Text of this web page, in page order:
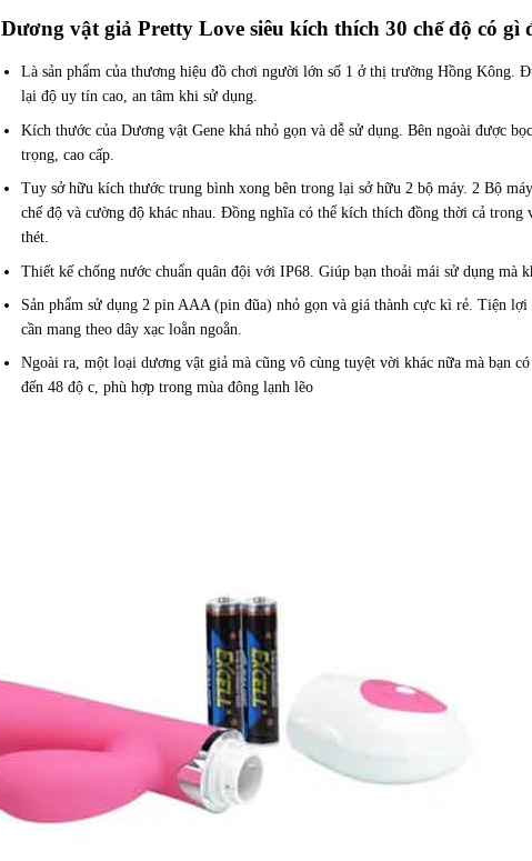
Dương vật giả Pretty Love siêu kích thích 30 chế độ có gì
Là sản phẩm của thương hiệu đồ chơi người lớn số 1 ở thị trường Hồng Kông.
lại độ uy tín cao, an tâm khi sử dụng.
Kích thước của Dương vật Gene khá nhỏ gọn và dễ sử dụng. Bên ngoài được
trọng, cao cấp.
Tuy sở hữu kích thước trung bình xong bên trong lại sở hữu 2 bộ máy. 2 Bộ
chế độ và cường độ khác nhau. Đồng nghĩa có thể kích thích đồng thời cả trong
thét.
Thiết kế chống nước chuẩn quân đội với IP68. Giúp bạn thoải mái sử dụng mà
Sản phẩm sử dụng 2 pin AAA (pin đũa) nhỏ gọn và giá thành cực kì rẻ. Tiện
cần mang theo dây xạc loằn ngoằn.
Ngoài ra, một loại dương vật giả mà cũng vô cùng tuyệt vời khác nữa mà bạn
đến 48 độ c, phù hợp trong mùa đông lạnh lẽo